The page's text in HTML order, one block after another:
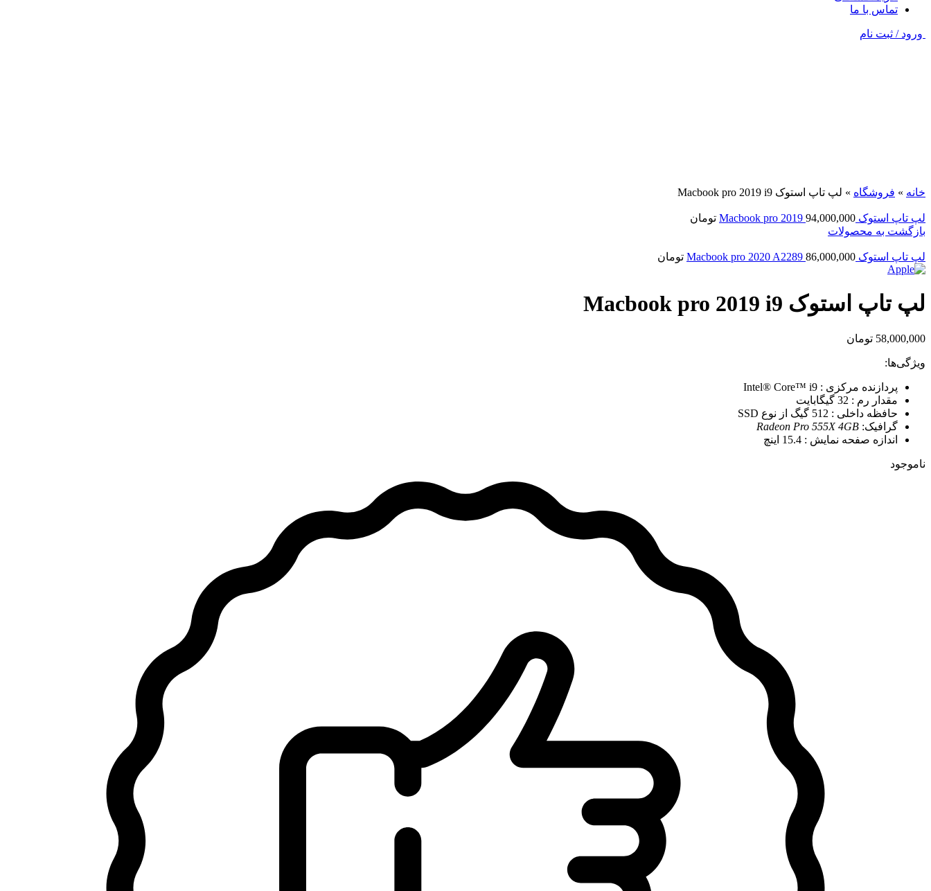
تماس با ما
ورود / ثبت نام
خانه » فروشگاه » لپ تاپ استوک Macbook pro 2019 i9
لپ تاپ استوک Macbook pro 2019 94,000,000
تومان
بازگشت به محصولات
لپ تاپ استوک Macbook pro 2020 A2289 86,000,000 تومان
لپ تاپ استوک Macbook pro 2019 i9
58,000,000 تومان
ویژگی‌ها:
پردازنده مرکزی : Intel® Core™ i9
مقدار رم : 32 گیگابایت
حافظه داخلی : 512 گیگ از نوع SSD
گرافیک: Radeon Pro 555X 4GB
اندازه صفحه نمایش : 15.4 اینچ
ناموجود